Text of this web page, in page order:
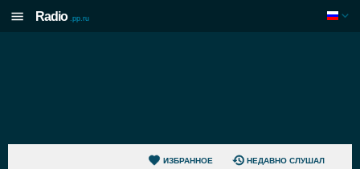
Radio .pp.ru
ИЗБРАННОЕ НЕДАВНО СЛУШАЛ